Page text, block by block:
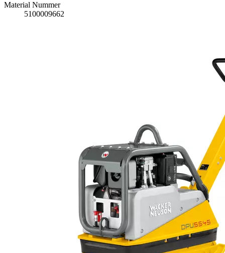
Material Nummer
5100009662